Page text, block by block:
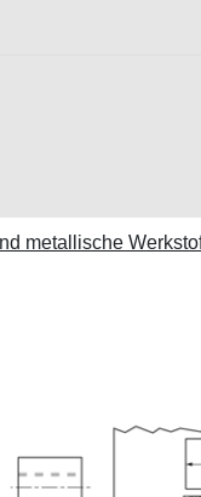
metallische